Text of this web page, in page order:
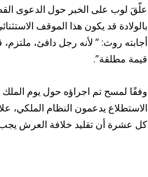
بالولادة قد يكون هذا الموقف
أجابته روث: ” لأنه رجل دافئ،
قيمة مطلقة”.
وفقًا لمسح تم اجراؤه حول يوم
الاستطلاع يدعمون النظام الملكي،
كل عشرة أن تقليد خلافة العرش